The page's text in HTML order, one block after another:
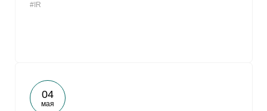
#IR
04
мая